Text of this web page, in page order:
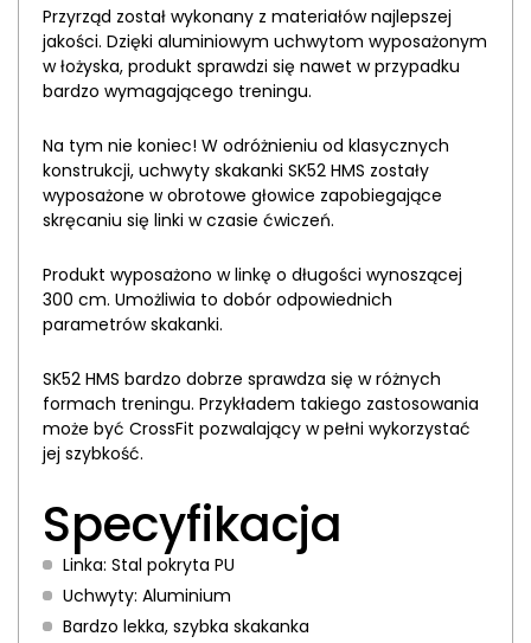
Przyrząd został wykonany z materiałów najlepszej
jakości. Dzięki aluminiowym uchwytom wyposażonym
w łożyska, produkt sprawdzi się nawet w przypadku
bardzo wymagającego treningu.
Na tym nie koniec! W odróżnieniu od klasycznych
konstrukcji, uchwyty skakanki SK52 HMS zostały
wyposażone w obrotowe głowice zapobiegające
skręcaniu się linki w czasie ćwiczeń.
Produkt wyposażono w linkę o długości wynoszącej
300 cm. Umożliwia to dobór odpowiednich
parametrów skakanki.
SK52 HMS bardzo dobrze sprawdza się w różnych
formach treningu. Przykładem takiego zastosowania
może być CrossFit pozwalający w pełni wykorzystać
jej szybkość.
Specyfikacja
Linka: Stal pokryta PU
Uchwyty: Aluminium
Bardzo lekka, szybka skakanka